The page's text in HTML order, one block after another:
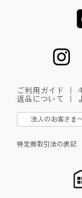
ご利用ガイド ｜
返品について ｜
法人のお客さま
特定商取引法の表記